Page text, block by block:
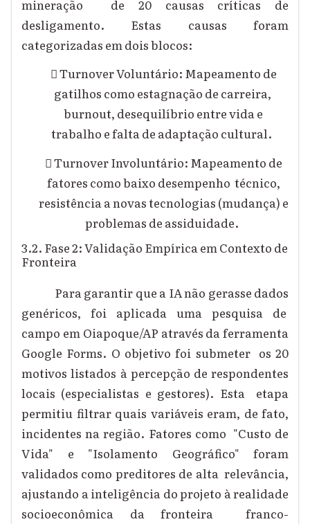
mineração de 20 causas críticas de
desligamento. Estas causas foram
categorizadas em dois blocos:
Turnover Voluntário: Mapeamento de
gatilhos como estagnação de carreira,
burnout, desequilíbrio entre vida e
trabalho e falta de adaptação cultural.
Turnover Involuntário: Mapeamento de
fatores como baixo desempenho técnico,
resistência a novas tecnologias (mudança) e
problemas de assiduidade.
3.2. Fase 2: Validação Empírica em Contexto de
Fronteira
Para garantir que a IA não gerasse dados
genéricos, foi aplicada uma pesquisa de
campo em Oiapoque/AP através da ferramenta
Google Forms. O objetivo foi submeter os 20
motivos listados à percepção de respondentes
locais (especialistas e gestores). Esta etapa
permitiu filtrar quais variáveis eram, de fato,
incidentes na região. Fatores como "Custo de
Vida" e "Isolamento Geográfico" foram
validados como preditores de alta relevância,
ajustando a inteligência do projeto à realidade
socioeconômica da fronteira franco-